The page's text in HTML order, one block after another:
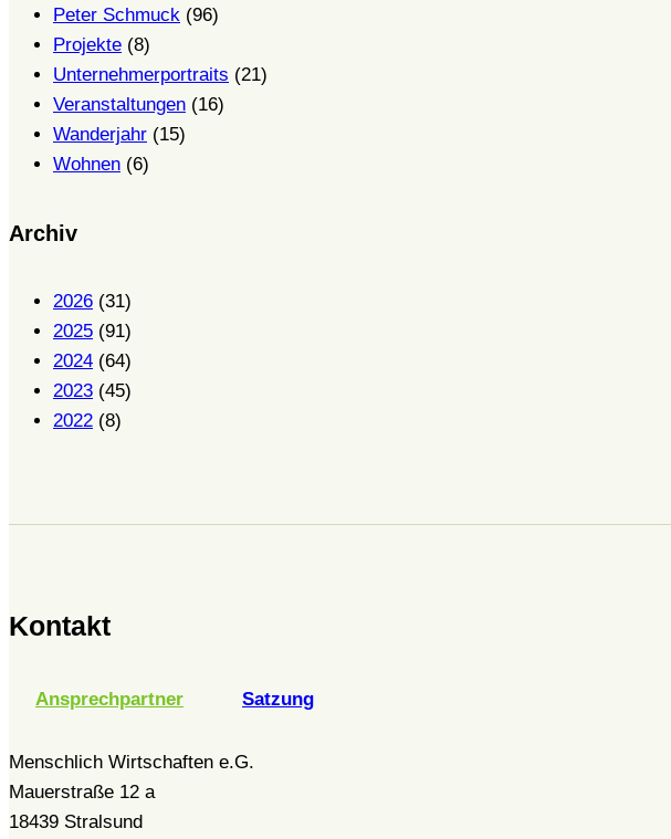
Peter Schmuck (96)
Projekte (8)
Unternehmerportraits (21)
Veranstaltungen (16)
Wanderjahr (15)
Wohnen (6)
Archiv
2026 (31)
2025 (91)
2024 (64)
2023 (45)
2022 (8)
Kontakt
Ansprechpartner Satzung
Menschlich Wirtschaften e.G.
Mauerstraße 12 a
18439 Stralsund